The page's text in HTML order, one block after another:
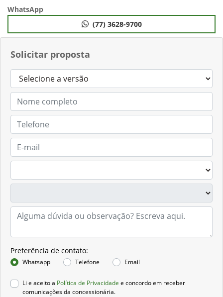
Solicitar proposta
Preferência de contato:
Whatsapp Telefone Email
Li e aceito a Política de Privacidade e concordo em receber
comunicações da concessionária.
WhatsApp
(77) 3628-9700